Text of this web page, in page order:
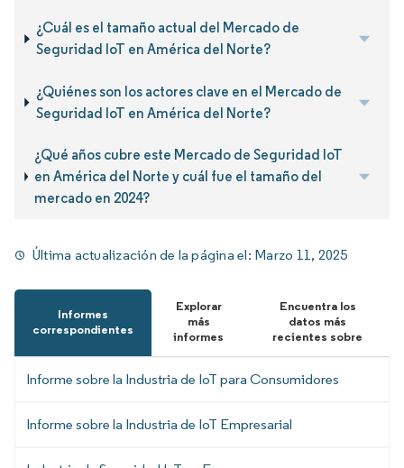
¿Cuál es el tamaño actual del Mercado de
Seguridad IoT en América del Norte?
¿Quiénes son los actores clave en el Mercado de
Seguridad IoT en América del Norte?
¿Qué años cubre este Mercado de Seguridad IoT
en América del Norte y cuál fue el tamaño del
mercado en 2024?
Última actualización de la página el: Marzo 11, 2025
Informes
correspondientes
Explorar
más
informes
Encuentra los
datos más
recientes sobre
Informe sobre la Industria de IoT para Consumidores
Informe sobre la Industria de IoT Empresarial